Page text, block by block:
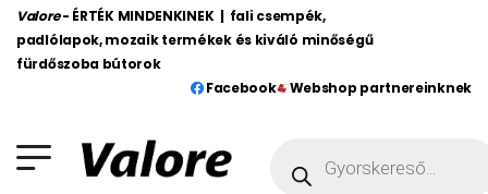
Valore - ÉRTÉK MINDENKINEK | fali csempék,
padlólapok, mozaik termékek és kiváló minőségű
fürdőszoba bútorok
Facebook
Webshop partnereinknek